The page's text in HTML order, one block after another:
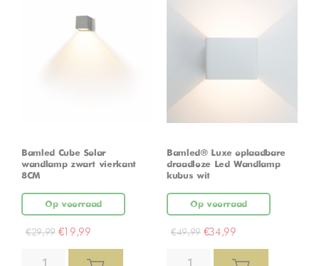
Bamled Cube Solar
wandlamp zwart vierkant
8CM
Op voorraad
€29,99 €19,99
Bamled® Luxe oplaadbare
draadloze Led Wandlamp
kubus wit
Op voorraad
€49,99 €34,99